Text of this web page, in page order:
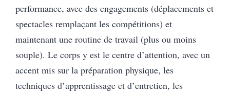
performance, avec des engagements (déplacements et
spectacles remplaçant les compétitions) et
maintenant une routine de travail (plus ou moins
souple). Le corps y est le centre d’attention, avec un
accent mis sur la préparation physique, les
techniques d’apprentissage et d’entretien, les